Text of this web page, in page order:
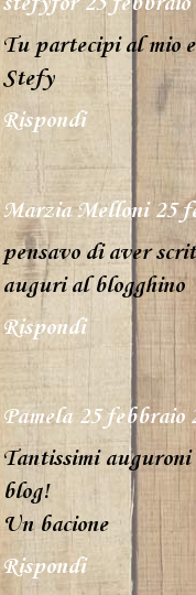
Tu partecipi al mio
Stefy
Rispondi
Marzia Melloni 25
pensavo di aver
auguri al blogghino
Rispondi
Pamela 25 febbraio
Tantissimi
blog!
Un bacione
Rispondi